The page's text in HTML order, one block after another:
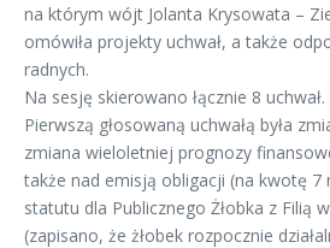
na którym wójt Jolanta Krysowata –
omówiła projekty uchwał, a także
radnych.
Na sesję skierowano łącznie 8 uchwał.
Pierwszą głosowaną uchwałą była
zmiana wieloletniej prognozy
także nad emisją obligacji (na kwotę 7
statutu dla Publicznego Żłobka z Filią
(zapisano, że żłobek rozpocznie